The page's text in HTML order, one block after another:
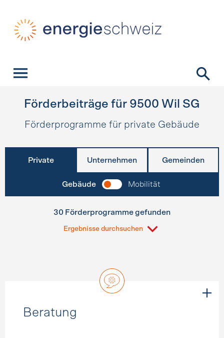
Förderbeiträge für 9500 Wil SG
Förderprogramme für private Gebäude
Private Unternehmen Gemeinden
Gebäude Mobilität
30 Förderprogramme gefunden
Ergebnisse durchsuchen
Beratung